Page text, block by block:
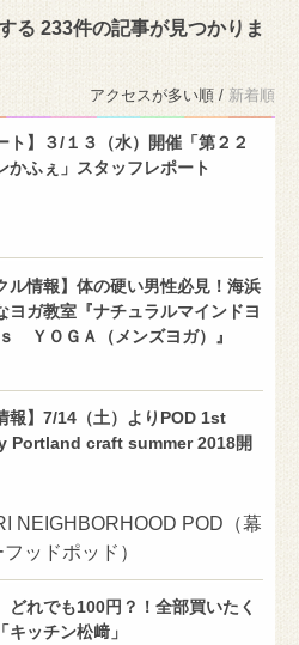
る 233件の記事が見つかりま
アクセスが多い順 / 新着順
ト】３/１３（水）開催「第２２
かふぇ」スタッフレポート
ル情報】体の硬い男性必見！海浜
ヨガ教室『ナチュラルマインドヨ
ＹＯＧＡ（メンズヨガ）』
報】7/14（土）よりPOD 1st
Portland craft summer 2018開
NEIGHBORHOOD POD（幕
ッドポッド）
どれでも100円？！全部買いたく
キッチン松﨑」